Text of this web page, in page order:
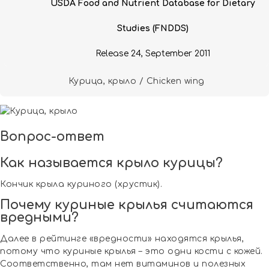
USDA Food and Nutrient Database for Dietary
Studies (FNDDS)
Release 24, September 2011
Курица, крыло / Chicken wing
Вопрос-ответ
Как называется крыло курицы?
Кончик крыла куриного (хрустик).
Почему куриные крылья считаются
вредными?
Далее в рейтинге «вредности» находятся крылья,
потому что куриные крылья – это одни кости с кожей.
Соответственно, там нет витаминов и полезных